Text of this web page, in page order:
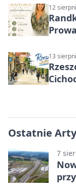
12
13
Ostatnie
7